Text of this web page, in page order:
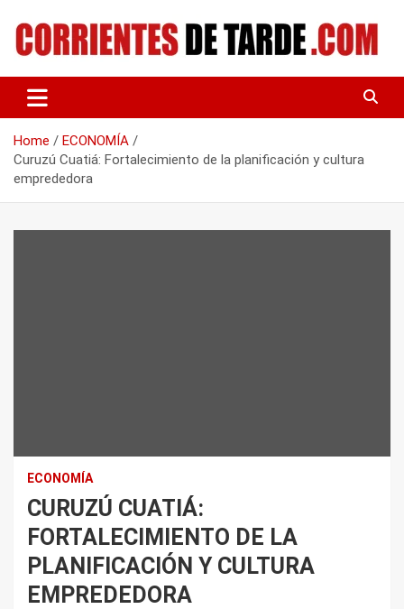
content
CORRIENTES DE TARDE
Home
ECONOMÍA
Curuzú Cuatiá: Fortalecimiento de la planificación y cultura
emprededora
ECONOMÍA
CURUZÚ CUATIÁ:
FORTALECIMIENTO DE LA
PLANIFICACIÓN Y CULTURA
EMPREDEDORA